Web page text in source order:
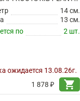
14 см.
13 см.
по
2 шт.
ожидается 13.08.26г.
1 878 ₽
shopping_cart